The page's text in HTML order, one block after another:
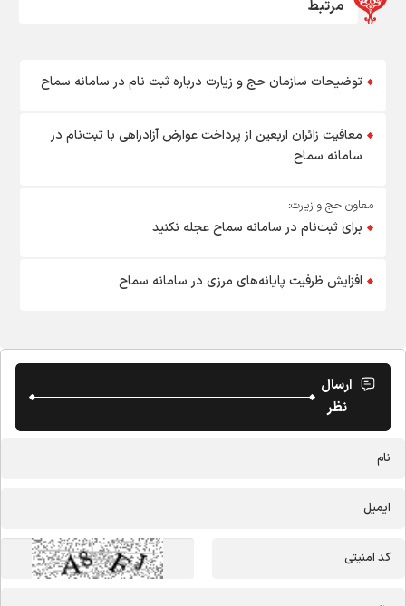
مرتبط
توضیحات سازمان حج و زیارت درباره ثبت نام در سامانه سماح
معافیت زائران اربعین از پرداخت عوارض آزادراهی با ثبت‌نام در
سامانه سماح
معاون حج و زیارت:
برای ثبت‌نام در سامانه سماح عجله نکنید
افزایش ظرفیت پایانه‌های مرزی در سامانه سماح
ارسال
نظر